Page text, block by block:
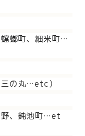
蟷螂町、細米町…
三の丸…etc）
野、鈍池町…et